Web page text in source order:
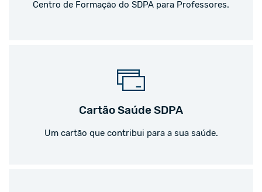
Centro de Formação do SDPA para Professores.
Cartão Saúde SDPA
Um cartão que contribui para a sua saúde.